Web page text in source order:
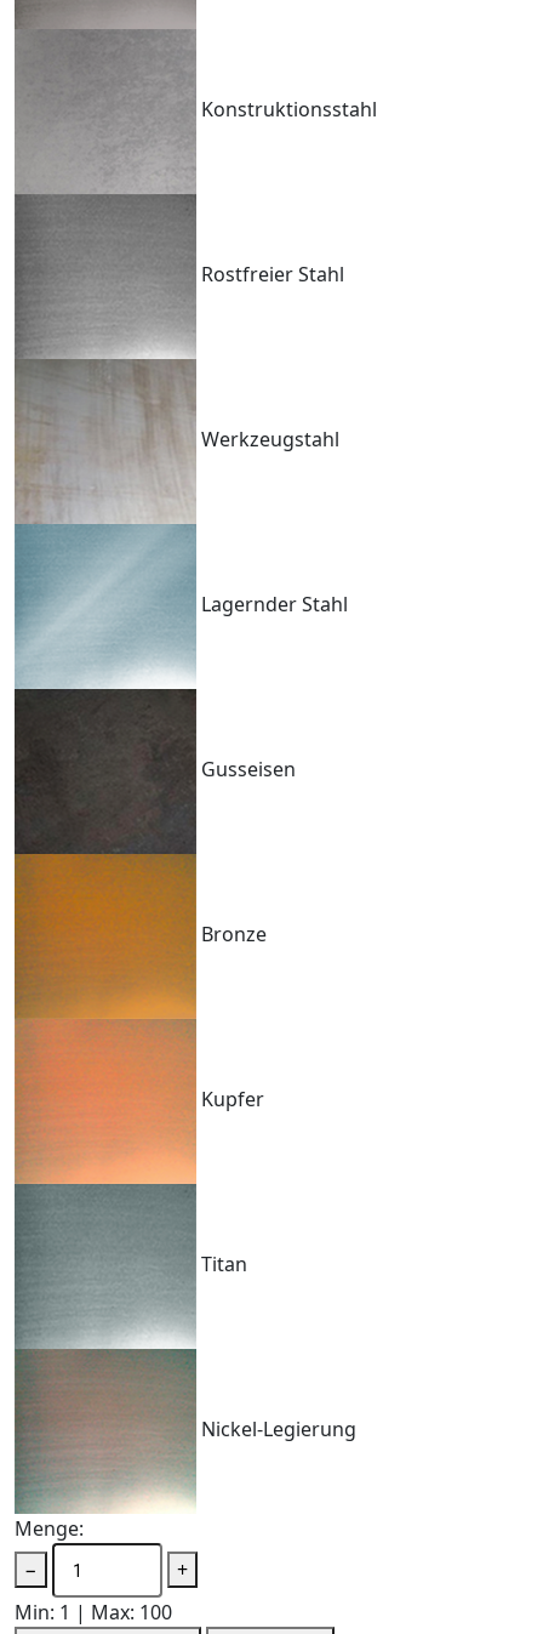
Konstruktionsstahl
Rostfreier Stahl
Werkzeugstahl
Lagernder Stahl
Gusseisen
Bronze
Kupfer
Titan
Nickel-Legierung
Menge:
−
+
Min: 1 | Max: 100